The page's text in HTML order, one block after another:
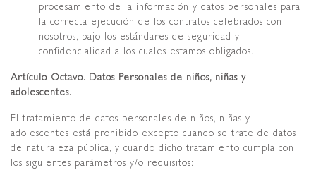
procesamiento de la información y datos personales para
la correcta ejecución de los contratos celebrados con
nosotros, bajo los estándares de seguridad y
confidencialidad a los cuales estamos obligados.
Artículo Octavo. Datos Personales de niños, niñas y
adolescentes.
El tratamiento de datos personales de niños, niñas y
adolescentes está prohibido excepto cuando se trate de datos
de naturaleza pública, y cuando dicho tratamiento cumpla con
los siguientes parámetros y/o requisitos: